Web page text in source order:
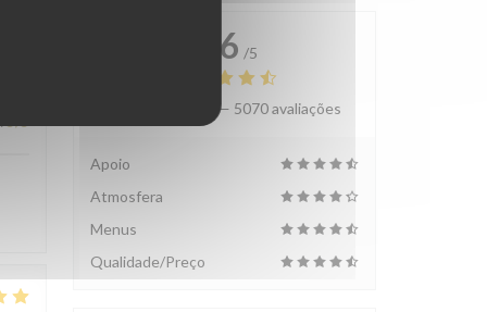
4.6 /5
Avaliação média — 5070 avaliações
Apoio
Atmosfera
Menus
Qualidade/Preço